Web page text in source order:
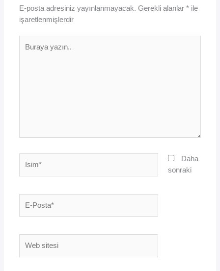
E-posta adresiniz yayınlanmayacak. Gerekli alanlar* ile
işaretlenmişlerdir
yazın..
Posta*
sitesi
Daha
sonraki